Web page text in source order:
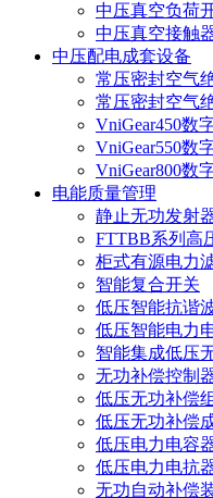
中压真空负荷
中压真空接触
中压配电成套设备
常压密封空气
常压密封空气
VniGear450数
VniGear550数
VniGear800数
电能质量管理
静止无功发射
FTTBB系列高
柜式有源电力
智能复合开关
低压智能抗谐
低压智能电力
智能集成低压
无功补偿控制
低压无功补偿
低压无功补偿
低压电力电容
低压电力电抗
无功自动补偿